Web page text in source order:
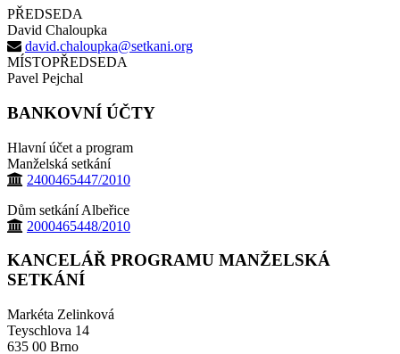
PŘEDSEDA
David Chaloupka
david.chaloupka@setkani.org
MÍSTOPŘEDSEDA
Pavel Pejchal
BANKOVNÍ ÚČTY
Hlavní účet a program
Manželská setkání
2400465447/2010
Dům setkání Albeřice
2000465448/2010
KANCELÁŘ PROGRAMU MANŽELSKÁ
SETKÁNÍ
Markéta Zelinková
Teyschlova 14
635 00 Brno